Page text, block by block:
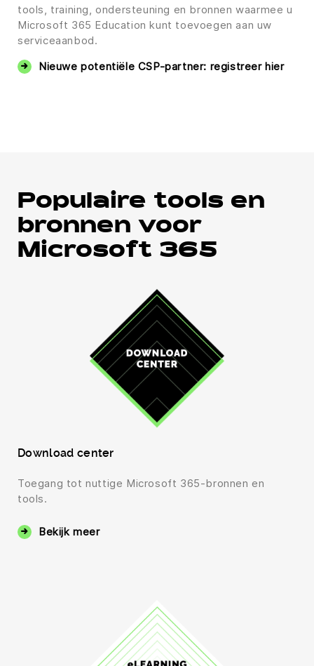
tools, training, ondersteuning en bronnen waarmee u
Microsoft 365 Education kunt toevoegen aan uw
serviceaanbod.
Nieuwe potentiële CSP-partner: registreer hier
Populaire tools en
bronnen voor
Microsoft 365
Download center
Toegang tot nuttige Microsoft 365-bronnen en
tools.
Bekijk meer